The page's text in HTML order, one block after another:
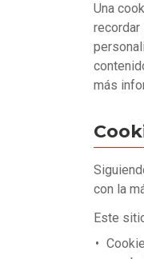
Una
recordar
más
con la
Este